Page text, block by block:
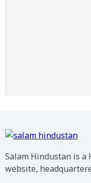
Salam Hindustan is
website,